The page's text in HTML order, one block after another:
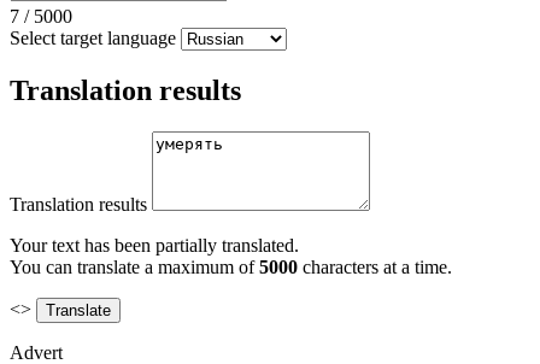
7 / 5000
Select target language
Translation results
Translation results
Your text has been partially translated.
You can translate a maximum of5000 characters at a time.
<>
Advert